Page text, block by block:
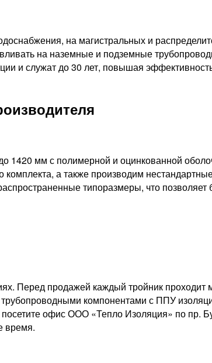
на магистральных и
на наземные и подземные
и служат до 30 лет, повышая
1420 мм с полимерной и оцинкованной
а также производим
типоразмеры, что позволяет
Перед продажей каждый тройник проходит
компонентами с ППУ
офис ООО «Тепло Изоляция» по пр.
время.